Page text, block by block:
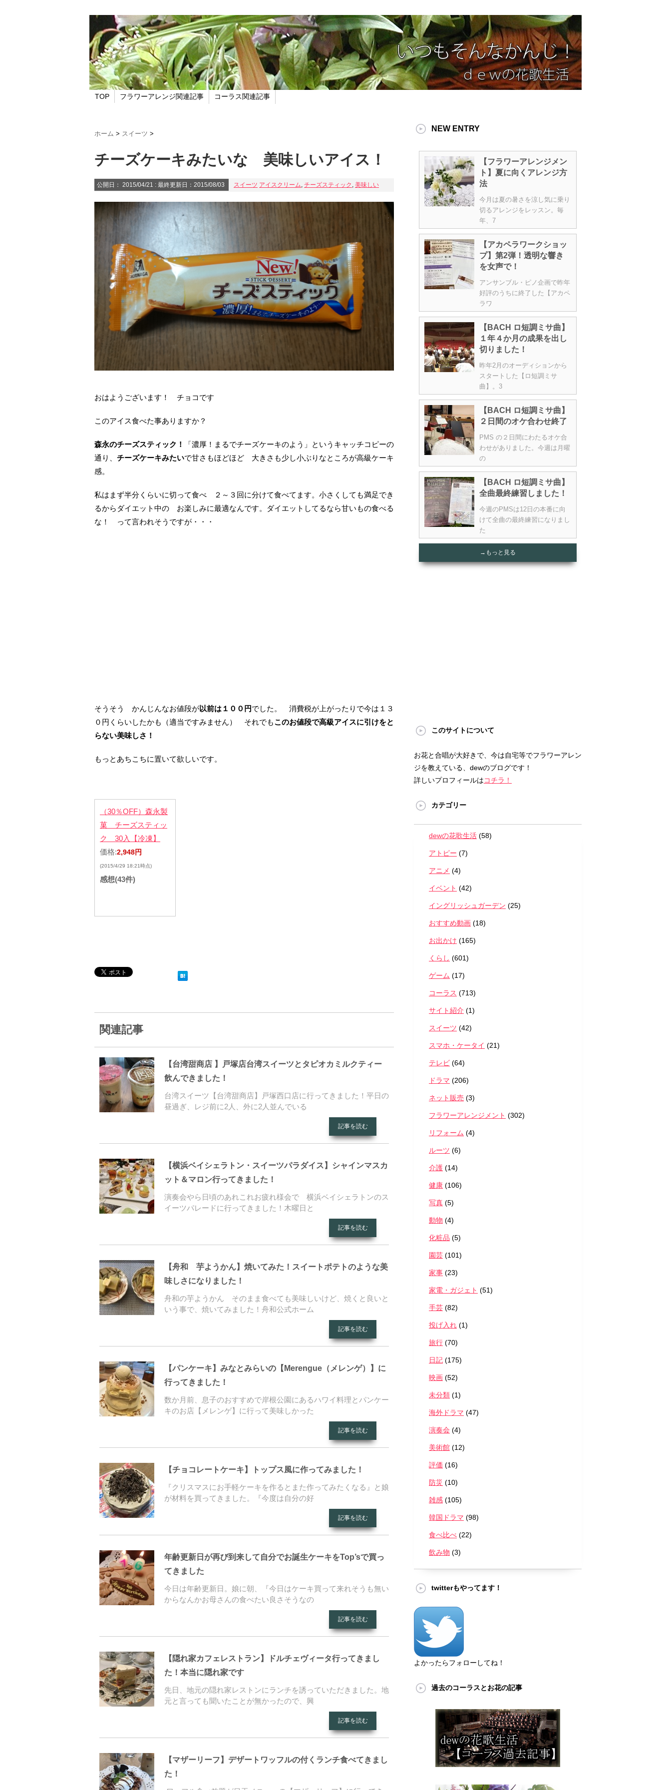
TOP フラワーアレンジ関連記事 コーラス関連記事
ホーム > スイーツ >
チーズケーキみたいな 美味しいアイス！
公開日： 2015/04/21 : 最終更新日：2015/08/03 スイーツ アイスクリーム, チーズスティック , 美味しい
おはようございます！ チョコです
このアイス食べた事ありますか？
森永のチーズスティック！
「濃厚！まるでチーズケーキのよう」というキャッチコピーの
通り、 チーズケーキみたいで甘さもほどほど 大きさも少し小ぶりなところが高級ケーキ
感。
私はまず半分くらいに切って食べ ２～３回に分けて食べてます。小さくしても満足でき
るからダイエット中の お楽しみに最適なんです。ダイエットしてるなら甘いもの食べる
な！ って言われそうですが・・・
そうそう かんじんなお値段が以前は１００円でした。 消費税が上がったりで今は１３
０円くらいしたかも（適当ですみません） それでもこのお値段で高級アイスに引けをと
らない美味しさ！
もっとあちこちに置いて欲しいです。
（30％OFF）森永製
菓 チーズスティッ
ク 30入【冷凍】
価格:2,948円
(2015/4/29 18:21時点)
感想(43件)
関連記事
【台湾甜商店 】戸塚店台湾スイーツとタピオカミルクティー
飲んできました！
台湾スイーツ【台湾甜商店】戸塚西口店に行ってきました！平日の
昼過ぎ、レジ前に2人、外に2人並んでいる
記事を読む
【横浜ベイシェラトン・スイーツパラダイス】シャインマスカ
ット＆マロン行ってきました！
演奏会やら日頃のあれこれお疲れ様会で 横浜ベイシェラトンのス
イーツパレードに行ってきました！木曜日と
記事を読む
【舟和 芋ようかん】焼いてみた！スイートポテトのような美
味しさになりました！
舟和の芋ようかん そのまま食べても美味しいけど、焼くと良いと
いう事で、焼いてみました！舟和公式ホーム
記事を読む
【パンケーキ】みなとみらいの【Merengue（メレンゲ）】に
行ってきました！
数か月前、息子のおすすめで岸根公園にあるハワイ料理とパンケー
キのお店【メレンゲ】に行って美味しかった
記事を読む
【チョコレートケーキ】トップス風に作ってみました！
『クリスマスにお手軽ケーキを作るとまた作ってみたくなる』と娘
が材料を買ってきました。『今度は自分の好
記事を読む
年齢更新日が再び到来して自分でお誕生ケーキをTop’sで買っ
てきました
今日は年齢更新日。娘に朝、『今日はケーキ買って来れそうも無い
からなんかお母さんの食べたい良さそうなの
記事を読む
【隠れ家カフェレストラン】ドルチェヴィータ行ってきまし
た！本当に隠れ家です
先日、地元の隠れ家レストンにランチを誘っていただきました。地
元と言っても聞いたことが無かったので、興
記事を読む
【マザーリーフ】デザートワッフルの付くランチ食べてきまし
た！
NEW ENTRY
【フラワーアレンジメン
ト】夏に向くアレンジ方
法
今月は夏の暑さを涼し気に乗り
切るアレンジをレッスン。毎
年、7
【アカペラワークショッ
プ】第2弾！透明な響き
を女声で！
アンサンブル・ピノ企画で昨年
好評のうちに終了した【アカペ
ラワ
【BACH ロ短調ミサ曲】
１年４か月の成果を出し
切りました！
昨年2月のオーディションから
スタートした【ロ短調ミサ
曲】。3
【BACH ロ短調ミサ曲】
２日間のオケ合わせ終了
PMS の２日間にわたるオケ合
わせがありました。今週は月曜
の
【BACH ロ短調ミサ曲】
全曲最終練習しました！
今週のPMSは12日の本番に向
けて全曲の最終練習になりまし
た
→もっと見る
このサイトについて
お花と合唱が大好きで、今は自宅等でフラワーアレン
ジを教えている、dewのブログです！
詳しいプロフィールはコチラ！
カテゴリー
dewの花歌生活 (58)
アトピー (7)
アニメ (4)
イベント (42)
イングリッシュガーデン (25)
おすすめ動画 (18)
お出かけ (165)
くらし (601)
ゲーム (17)
コーラス (713)
サイト紹介 (1)
スイーツ (42)
スマホ・ケータイ (21)
テレビ (64)
ドラマ (206)
ネット販売 (3)
フラワーアレンジメント (302)
リフォーム (4)
ルーツ (6)
介護 (14)
健康 (106)
写真 (5)
動物 (4)
化粧品 (5)
園芸 (101)
家事 (23)
家電・ガジェト (51)
手芸 (82)
投げ入れ (1)
旅行 (70)
日記 (175)
映画 (52)
未分類 (1)
海外ドラマ (47)
演奏会 (4)
美術館 (12)
評価 (16)
防災 (10)
雑感 (105)
韓国ドラマ (98)
食べ比べ (22)
飲み物 (3)
twitterもやってます！
よかったらフォローしてね！
過去のコーラスとお花の記事